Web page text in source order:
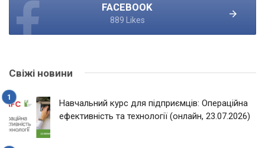
FACEBOOK
889 Likes
Свіжі новини
Навчальний курс для підприємців: Операційна
ефективність та технології (онлайн, 23.07.2026)